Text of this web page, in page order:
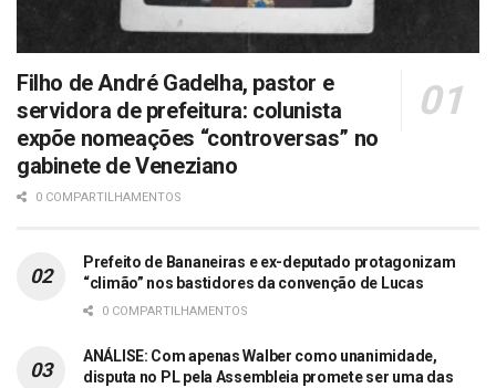
Filho de André Gadelha, pastor e
servidora de prefeitura: colunista
expõe nomeações “controversas” no
gabinete de Veneziano
0 COMPARTILHAMENTOS
Prefeito de Bananeiras e ex-deputado protagonizam
“climão” nos bastidores da convenção de Lucas
0 COMPARTILHAMENTOS
ANÁLISE: Com apenas Walber como unanimidade,
disputa no PL pela Assembleia promete ser uma das